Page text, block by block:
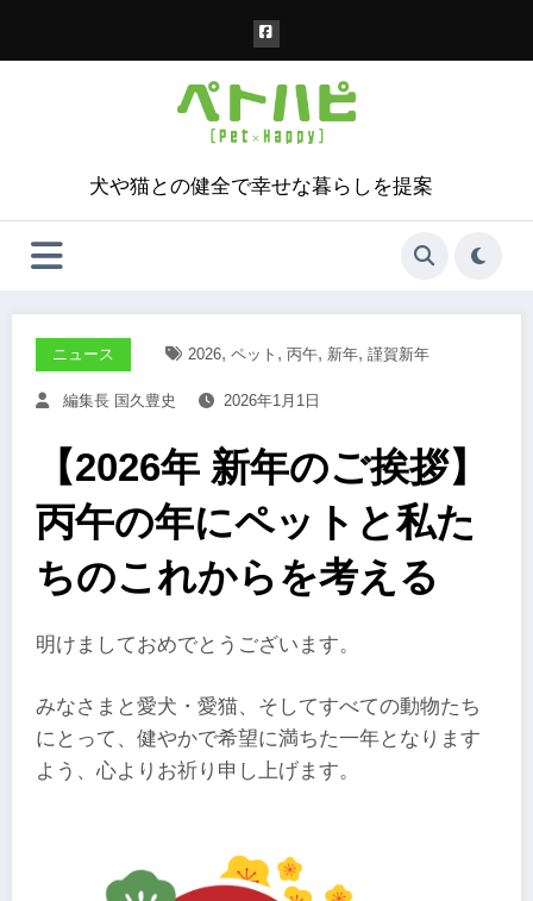
犬や猫との健全で幸せな暮らしを提案
ニュース 2026, ペット , 丙午, 新年, 謹賀新年
編集長 国久豊史 2026年1月1日
【2026年 新年のご挨拶】
丙午の年にペットと私た
ちのこれからを考える
明けましておめでとうございます。
みなさまと愛犬・愛猫、そしてすべての動物たち
にとって、健やかで希望に満ちた一年となります
よう、心よりお祈り申し上げます。